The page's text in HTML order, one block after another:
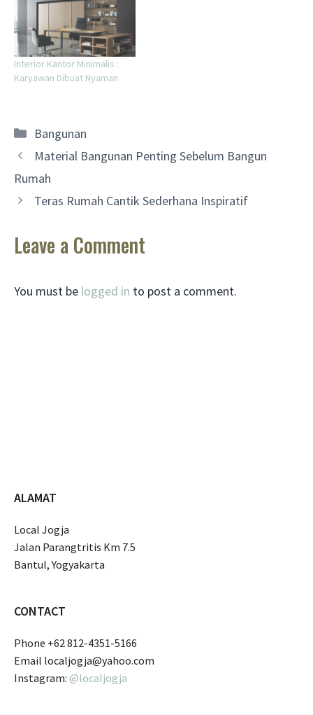
Interior Kantor Minimalis :
Karyawan Dibuat Nyaman
Categories
Bangunan
Material Bangunan Penting Sebelum Bangun
Rumah
Teras Rumah Cantik Sederhana Inspiratif
Leave a Comment
You must be logged in to post a comment.
ALAMAT
Local Jogja
Jalan Parangtritis Km 7.5
Bantul, Yogyakarta
CONTACT
Phone +62 812-4351-5166
Email localjogja@yahoo.com
Instagram: @localjogja